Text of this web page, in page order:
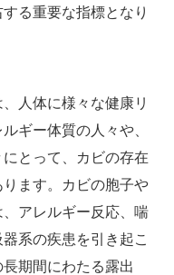
る重要な指標となり
人体に様々な健康リ
ギー体質の人々や、
とって、カビの存在
ます。カビの胞子や
アレルギー反応、喘
系の疾患を引き起こ
期間にわたる露出